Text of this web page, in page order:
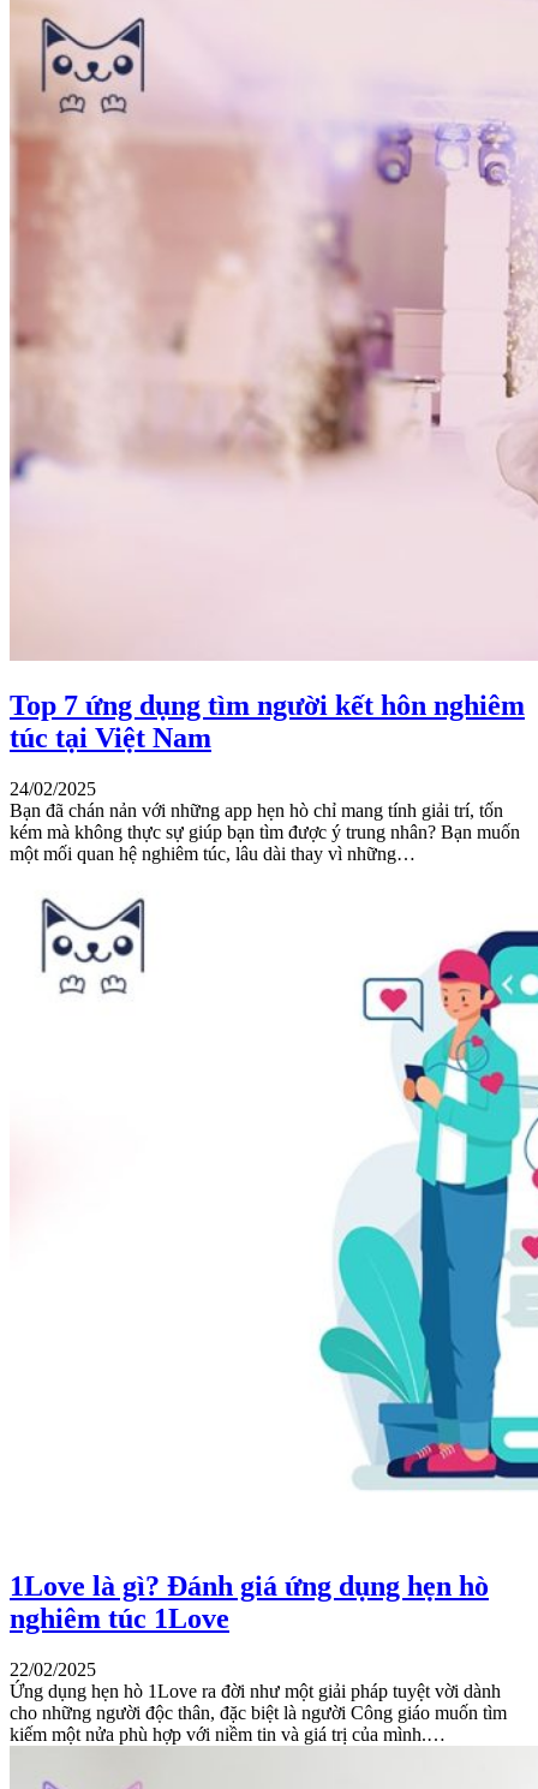
Top 7 ứng dụng tìm người kết hôn nghiêm
túc tại Việt Nam
24/02/2025
Bạn đã chán nản với những app hẹn hò chỉ mang tính giải trí, tốn
kém mà không thực sự giúp bạn tìm được ý trung nhân? Bạn muốn
một mối quan hệ nghiêm túc, lâu dài thay vì những…
1Love là gì? Đánh giá ứng dụng hẹn hò
nghiêm túc 1Love
22/02/2025
Ứng dụng hẹn hò 1Love ra đời như một giải pháp tuyệt vời dành
cho những người độc thân, đặc biệt là người Công giáo muốn tìm
kiếm một nửa phù hợp với niềm tin và giá trị của mình.…